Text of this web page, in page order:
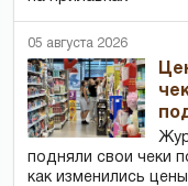
05 августа 2026
подняли свои чеки
как изменились